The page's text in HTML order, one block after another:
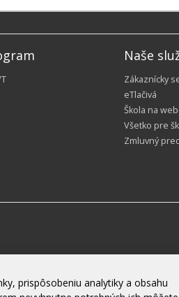
Naše
Zákaznícky
eTlačivá
Škola na
Všetko pre
Zmluvný
prispôsobeniu analytiky a obsahu